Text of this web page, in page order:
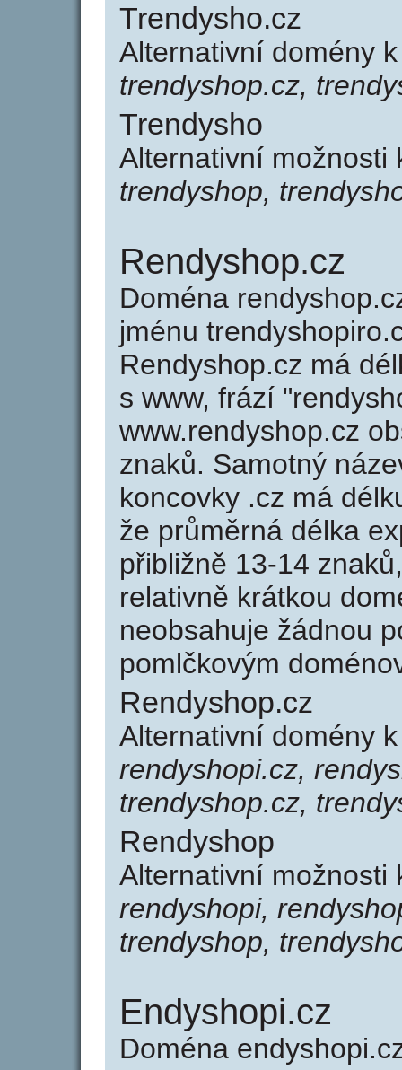
Trendysho.cz
Alternativní domény
trendyshop.cz,
Trendysho
Alternativní možnosti
trendyshop,
Rendyshop.cz
Doména
jménu
Rendyshop.cz má
s www, frází
www.rendyshop.cz
znaků. Samotný
koncovky .cz má
že průměrná délka
přibližně 13-14
relativně krátkou
neobsahuje žádnou
pomlčkovým
Rendyshop.cz
Alternativní domény
rendyshopi.cz,
trendyshop.cz,
Rendyshop
Alternativní možnosti
rendyshopi,
trendyshop,
Endyshopi.cz
Doména